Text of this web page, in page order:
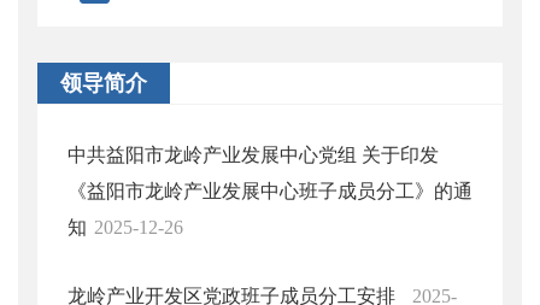
领导简介
中共益阳市龙岭产业发展中心党组 关于印发
《益阳市龙岭产业发展中心班子成员分工》的通
知 2025-12-26
龙岭产业开发区党政班子成员分工安排
2025-